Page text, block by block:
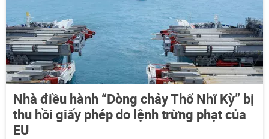
Nhà điều hành “Dòng chảy Thổ Nhĩ Kỳ” bị
thu hồi giấy phép do lệnh trừng phạt của
EU